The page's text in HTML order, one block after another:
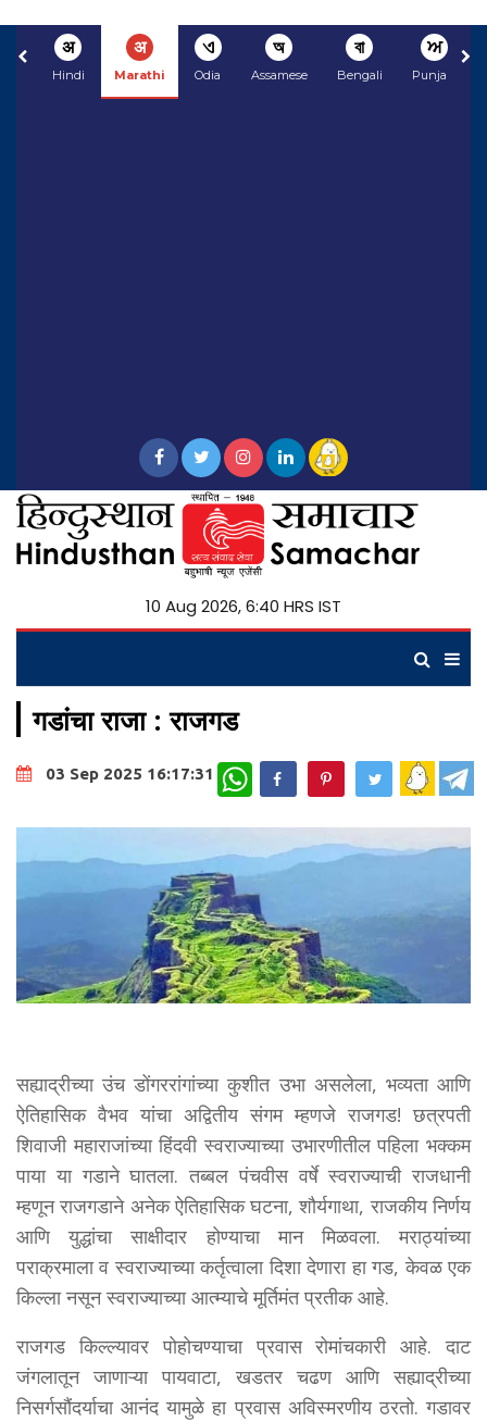
अ
Hindi
अ
Marathi
ଏ
Odia
অ
Assamese
বা
Bengali
ਅ
Punjabi
10 Aug 2026, 6:40 HRS IST
गडांचा राजा : राजगड
03 Sep 2025 16:17:31 WhatsApp
सह्याद्रीच्या उंच डोंगररांगांच्या कुशीत उभा असलेला, भव्यता आणि
ऐतिहासिक वैभव यांचा अद्वितीय संगम म्हणजे राजगड! छत्रपती
शिवाजी महाराजांच्या हिंदवी स्वराज्याच्या उभारणीतील पहिला भक्कम
पाया या गडाने घातला. तब्बल पंचवीस वर्षे स्वराज्याची राजधानी
म्हणून राजगडाने अनेक ऐतिहासिक घटना, शौर्यगाथा, राजकीय निर्णय
आणि युद्धांचा साक्षीदार होण्याचा मान मिळवला. मराठ्यांच्या
पराक्रमाला व स्वराज्याच्या कर्तृत्वाला दिशा देणारा हा गड, केवळ एक
किल्ला नसून स्वराज्याच्या आत्म्याचे मूर्तिमंत प्रतीक आहे.
राजगड किल्ल्यावर पोहोचण्याचा प्रवास रोमांचकारी आहे. दाट
जंगलातून जाणाऱ्या पायवाटा, खडतर चढण आणि सह्याद्रीच्या
निसर्गसौंदर्याचा आनंद यामुळे हा प्रवास अविस्मरणीय ठरतो. गडावर